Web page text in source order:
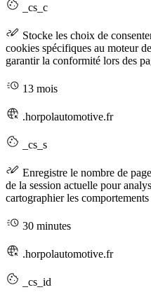
_cs_c
Stocke les choix de
cookies spécifiques au moteur
garantir la conformité lors des
13 mois
.horpolautomotive.fr
_cs_s
Enregistre le nombre de
de la session actuelle pour
cartographier les
30 minutes
.horpolautomotive.fr
_cs_id